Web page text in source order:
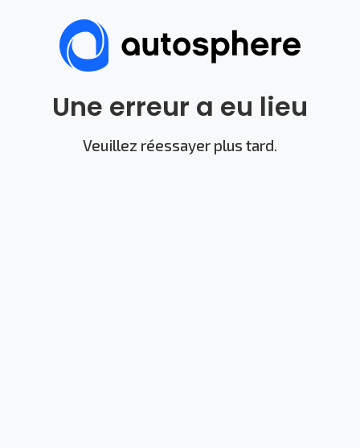
Une erreur a eu lieu
Veuillez réessayer plus tard.